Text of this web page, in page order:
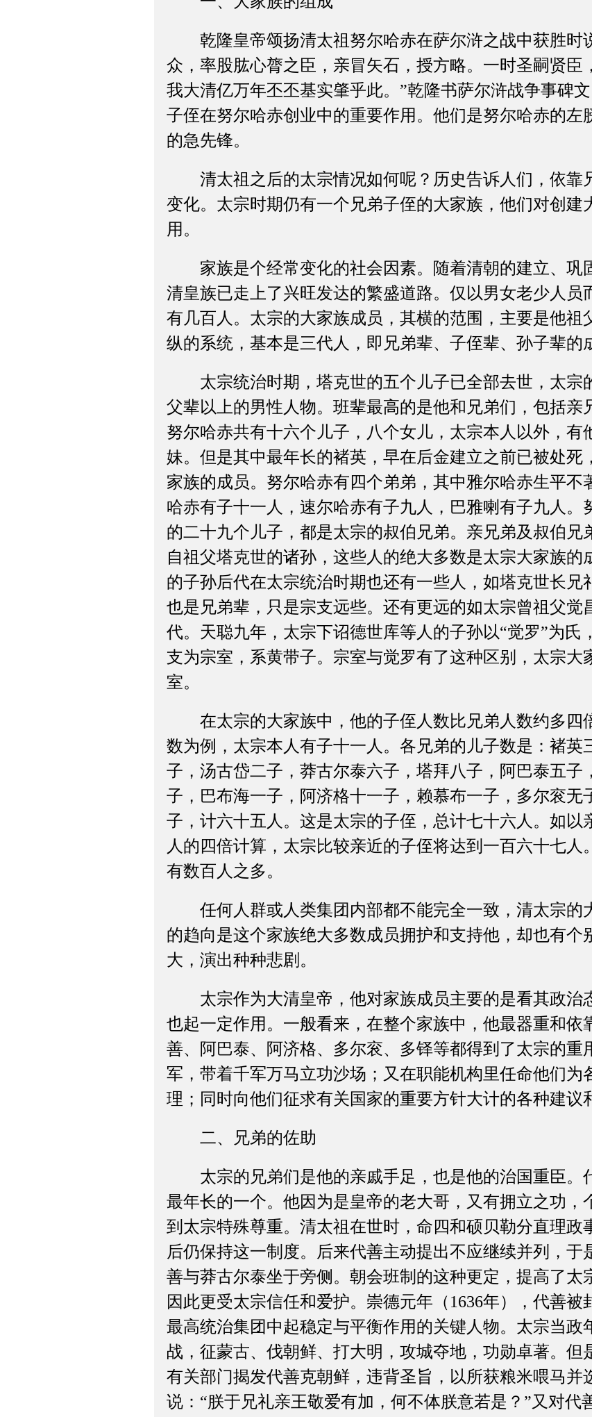
乾隆皇帝颂扬清太祖努尔哈赤在萨尔浒之战中获胜时
众，率股肱心膂之臣，亲冒矢石，授方略。一时圣嗣贤臣
我大清亿万年丕丕基实肇乎此。”乾隆书萨尔浒战争事碑
子侄在努尔哈赤创业中的重要作用。他们是努尔哈赤的左
的急先锋。
清太祖之后的太宗情况如何呢？历史告诉人们，依靠
变化。太宗时期仍有一个兄弟子侄的大家族，他们对创建
用。
家族是个经常变化的社会因素。随着清朝的建立、巩
清皇族已走上了兴旺发达的繁盛道路。仅以男女老少人员
有几百人。太宗的大家族成员，其横的范围，主要是他祖
纵的系统，基本是三代人，即兄弟辈、子侄辈、孙子辈的
太宗统治时期，塔克世的五个儿子已全部去世，太宗
父辈以上的男性人物。班辈最高的是他和兄弟们，包括亲
努尔哈赤共有十六个儿子，八个女儿，太宗本人以外，有
妹。但是其中最年长的褚英，早在后金建立之前已被处死
家族的成员。努尔哈赤有四个弟弟，其中雅尔哈赤生平不
哈赤有子十一人，速尔哈赤有子九人，巴雅喇有子九人。
的二十九个儿子，都是太宗的叔伯兄弟。亲兄弟及叔伯兄
自祖父塔克世的诸孙，这些人的绝大多数是太宗大家族的
的子孙后代在太宗统治时期也还有一些人，如塔克世长兄
也是兄弟辈，只是宗支远些。还有更远的如太宗曾祖父觉
代。天聪九年，太宗下诏德世库等人的子孙以“觉罗”为氏
支为宗室，系黄带子。宗室与觉罗有了这种区别，太宗大
室。
在太宗的大家族中，他的子侄人数比兄弟人数约多四
数为例，太宗本人有子十一人。各兄弟的儿子数是：褚英
子，汤古岱二子，莽古尔泰六子，塔拜八子，阿巴泰五子
子，巴布海一子，阿济格十一子，赖慕布一子，多尔衮无
子，计六十五人。这是太宗的子侄，总计七十六人。如以
人的四倍计算，太宗比较亲近的子侄将达到一百六十七人
有数百人之多。
任何人群或人类集团内部都不能完全一致，清太宗的
的趋向是这个家族绝大多数成员拥护和支持他，却也有个
大，演出种种悲剧。
太宗作为大清皇帝，他对家族成员主要的是看其政治
也起一定作用。一般看来，在整个家族中，他最器重和依
善、阿巴泰、阿济格、多尔衮、多铎等都得到了太宗的重
军，带着千军万马立功沙场；又在职能机构里任命他们为
理；同时向他们征求有关国家的重要方针大计的各种建议
二、兄弟的佐助
太宗的兄弟们是他的亲戚手足，也是他的治国重臣。
最年长的一个。他因为是皇帝的老大哥，又有拥立之功，
到太宗特殊尊重。清太祖在世时，命四和硕贝勒分直理政
后仍保持这一制度。后来代善主动提出不应继续并列，于
善与莽古尔泰坐于旁侧。朝会班制的这种更定，提高了太
因此更受太宗信任和爱护。崇德元年（1636年），代善被
最高统治集团中起稳定与平衡作用的关键人物。太宗当政
战，征蒙古、伐朝鲜、打大明，攻城夺地，功勋卓著。但
有关部门揭发代善克朝鲜，违背圣旨，以所获粮米喂马并
说：“朕于兄礼亲王敬爱有加，何不体朕意若是？”又对代